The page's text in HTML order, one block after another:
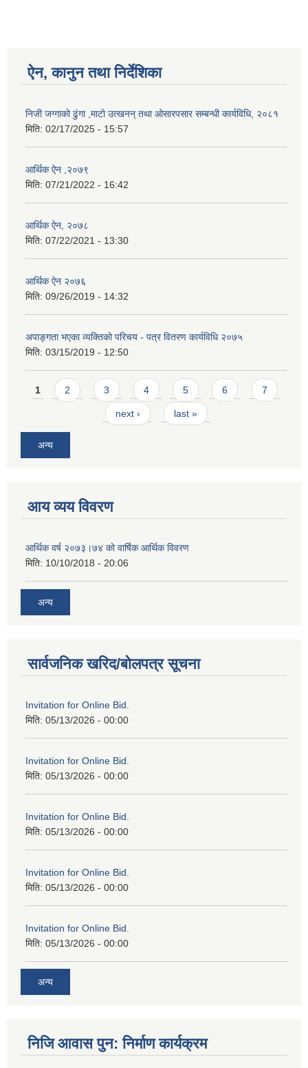
ऐन, कानुन तथा निर्देशिका
निजी जग्गाको ढुंगा ,माटो उत्खनन् तथा ओसारपसार सम्बन्धी कार्यविधि, २०८१
मिति: 02/17/2025 - 15:57
आर्थिक ऐन ,२०७९
मिति: 07/21/2022 - 16:42
आर्थिक ऐन, २०७८
मिति: 07/22/2021 - 13:30
आर्थिक ऐन २०७६
मिति: 09/26/2019 - 14:32
अपाङ्गता भएका व्यक्तिको परिचय - पत्र वितरण कार्यविधि २०७५
मिति: 03/15/2019 - 12:50
Pages
1 2 3 4 5 6 7
next › last »
अन्य
आय व्यय विवरण
आर्थिक वर्ष २०७३।७४ को वार्षिक आर्थिक विवरण
मिति: 10/10/2018 - 20:06
अन्य
सार्वजनिक खरिद/बोलपत्र सूचना
Invitation for Online Bid.
मिति: 05/13/2026 - 00:00
Invitation for Online Bid.
मिति: 05/13/2026 - 00:00
Invitation for Online Bid.
मिति: 05/13/2026 - 00:00
Invitation for Online Bid.
मिति: 05/13/2026 - 00:00
Invitation for Online Bid.
मिति: 05/13/2026 - 00:00
अन्य
निजि आवास पुन: निर्माण कार्यक्रम